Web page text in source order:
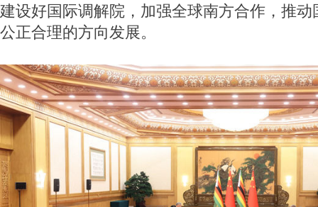
建设好国际调解院，加强全球南方合作，推
公正合理的方向发展。